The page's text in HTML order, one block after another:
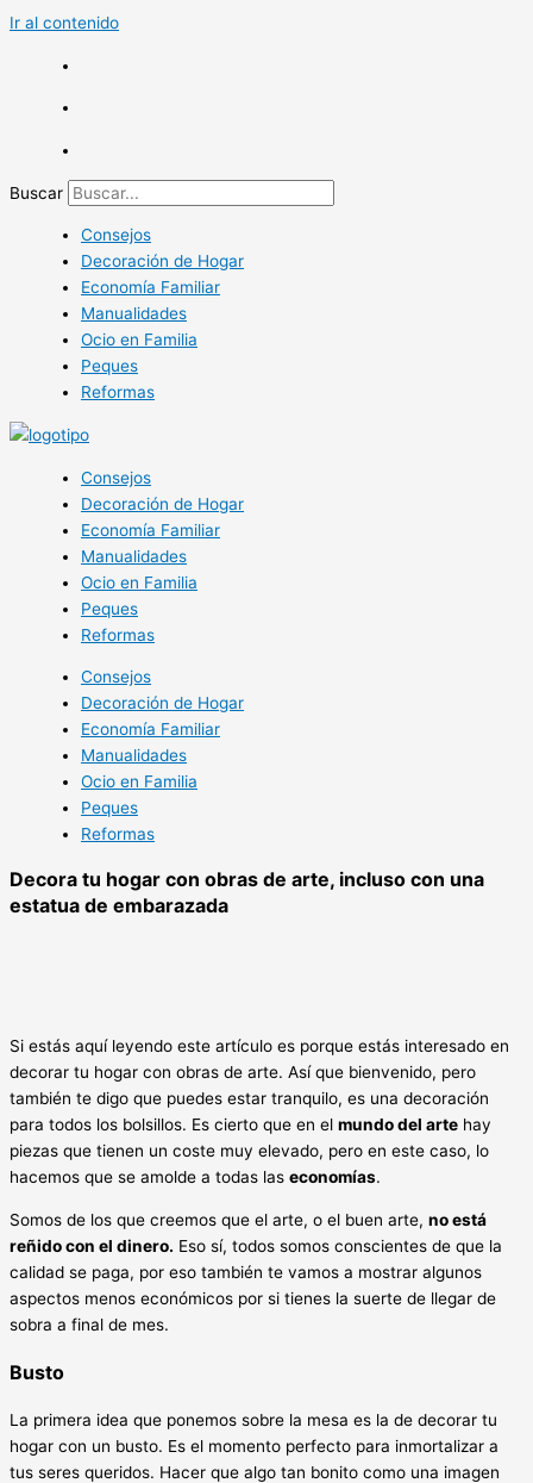
Ir al contenido
Buscar
Consejos
Decoración de Hogar
Economía Familiar
Manualidades
Ocio en Familia
Peques
Reformas
Consejos
Decoración de Hogar
Economía Familiar
Manualidades
Ocio en Familia
Peques
Reformas
Consejos
Decoración de Hogar
Economía Familiar
Manualidades
Ocio en Familia
Peques
Reformas
Decora tu hogar con obras de arte, incluso con una
estatua de embarazada
Si estás aquí leyendo este artículo es porque estás interesado en
decorar tu hogar con obras de arte. Así que bienvenido, pero
también te digo que puedes estar tranquilo, es una decoración
para todos los bolsillos. Es cierto que en el mundo del arte hay
piezas que tienen un coste muy elevado, pero en este caso, lo
hacemos que se amolde a todas las economías.
Somos de los que creemos que el arte, o el buen arte, no está
reñido con el dinero. Eso sí, todos somos conscientes de que la
calidad se paga, por eso también te vamos a mostrar algunos
aspectos menos económicos por si tienes la suerte de llegar de
sobra a final de mes.
Busto
La primera idea que ponemos sobre la mesa es la de decorar tu
hogar con un busto. Es el momento perfecto para inmortalizar a
tus seres queridos. Hacer que algo tan bonito como una imagen